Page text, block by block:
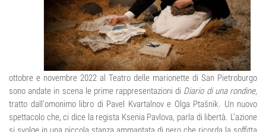
ottobre e novembre 2022 al Teatro delle marionette di San Pietroburgo
sono andate in scena le prime rappresentazioni di Diario di una rondine,
tratto dall'omonimo libro di Pavel Kvartalnov e Olga Ptašnik. Un nuovo
spettacolo che, ci dice la regista Ksenia Pavlova, parla di libertà. L'azione